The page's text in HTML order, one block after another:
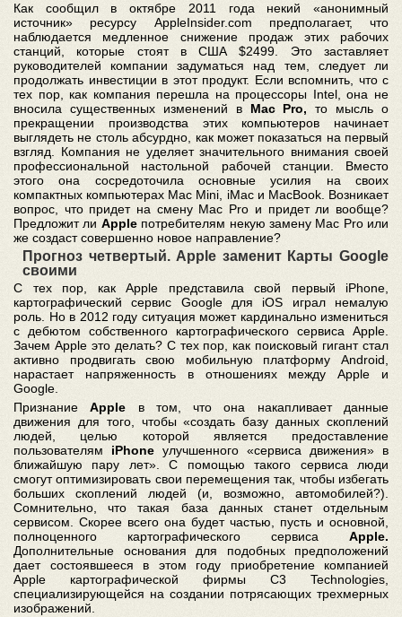
Как сообщил в октябре 2011 года некий «анонимный
источник» ресурсу AppleInsider.com предполагает, что
наблюдается медленное снижение продаж этих рабочих
станций, которые стоят в США $2499. Это заставляет
руководителей компании задуматься над тем, следует ли
продолжать инвестиции в этот продукт. Если вспомнить, что с
тех пор, как компания перешла на процессоры Intel, она не
вносила существенных изменений в Mac Pro, то мысль о
прекращении производства этих компьютеров начинает
выглядеть не столь абсурдно, как может показаться на первый
взгляд. Компания не уделяет значительного внимания своей
профессиональной настольной рабочей станции. Вместо
этого она сосредоточила основные усилия на своих
компактных компьютерах Mac Mini, iMac и MacBook. Возникает
вопрос, что придет на смену Mac Pro и придет ли вообще?
Предложит ли Appleпотребителям некую замену Mac Pro или
же создаст совершенно новое направление?
Прогноз четвертый. Apple заменит Карты Google
своими
С тех пор, как Apple представила свой первый iPhone,
картографический сервис Google для iOS играл немалую
роль. Но в 2012 году ситуация может кардинально измениться
с дебютом собственного картографического сервиса Apple.
Зачем Apple это делать? С тех пор, как поисковый гигант стал
активно продвигать свою мобильную платформу Android,
нарастает напряженность в отношениях между Apple и
Google.
ПризнаниеApple в том, что она накапливает данные
движения для того, чтобы «создать базу данных скоплений
людей, целью которой является предоставление
пользователям iPhone улучшенного «сервиса движения» в
ближайшую пару лет». С помощью такого сервиса люди
смогут оптимизировать свои перемещения так, чтобы избегать
больших скоплений людей (и, возможно, автомобилей?).
Сомнительно, что такая база данных станет отдельным
сервисом. Скорее всего она будет частью, пусть и основной,
полноценного картографического сервиса Apple.
Дополнительные основания для подобных предположений
дает состоявшееся в этом году приобретение компанией
Apple картографической фирмы C3 Technologies,
специализирующейся на создании потрясающих трехмерных
изображений.